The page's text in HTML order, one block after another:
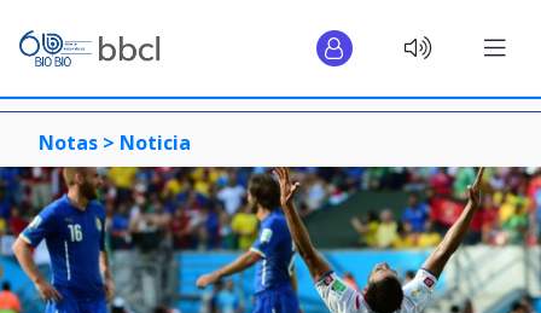
Notas > Noticia